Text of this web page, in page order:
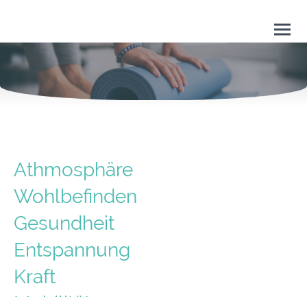
Athmosphäre
Wohlbefinden
Gesundheit
Entspannung
Kraft